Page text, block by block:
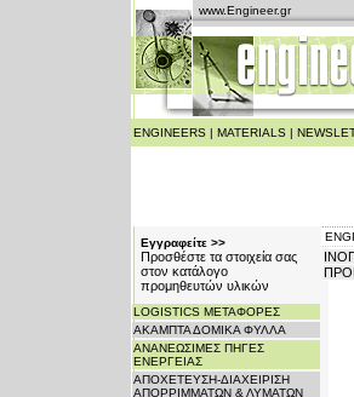
www.Engineer.gr
ENGINEERS | MATERIALS |
Εγγραφείτε >>
Προσθέστε τα στοιχεία σας
στον κατάλογο
προμηθευτών υλικών
LOGISTICS ΜΕΤΑΦΟΡΕΣ
ΑΚΑΜΠΤΑ ΔΟΜΙΚΑ ΦΥΛΛΑ
ΑΝΑΝΕΩΣΙΜΕΣ ΠΗΓΕΣ
ΕΝΕΡΓΕΙΑΣ
ΑΠΟΧΕΤΕΥΣΗ-ΔΙΑΧΕΙΡΙΣΗ
ΑΠΟΡΡΙΜΜΑΤΩΝ & ΛΥΜΑΤΩΝ